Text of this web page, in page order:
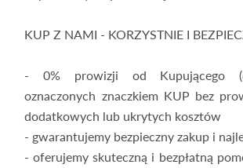
KUP Z NAMI - KORZYSTNIE I
- 0% prowizji od Kupującego
oznaczonych znaczkiem KUP bez
dodatkowych lub ukrytych kosztów
- gwarantujemy bezpieczny zakup i
- oferujemy skuteczną i bezpłatną